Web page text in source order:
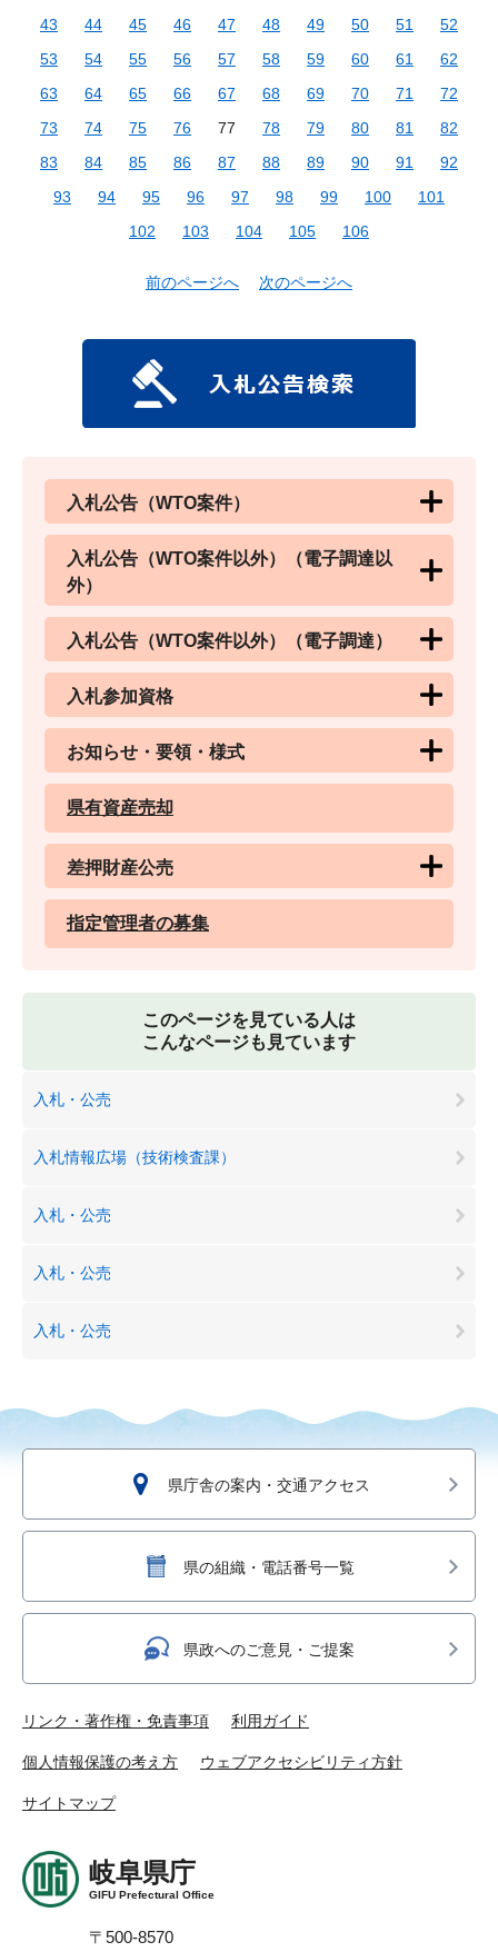
43
44 45 46 47 48 49 50 51
52
53
54 55 56 57 58 59 60 61
62
63
64 65 66 67 68 69 70 71
72
73
74 75 76 77 78 79 80 81
82
83
84 85 86 87 88 89 90 91
92
93
94 95 96 97 98 99 100
101
102
103 104 105 106
前のページへ 次のページへ
入札公告（WTO案件）
入札公告（WTO案件以外）（電子調達以
外）
入札公告（WTO案件以外）（電子調達）
入札参加資格
お知らせ・要領・様式
県有資産売却
差押財産公売
指定管理者の募集
このページを見ている人は
こんなページも見ています
入札・公売
入札情報広場（技術検査課）
入札・公売
入札・公売
入札・公売
県庁舎の案内・交通アクセス
県の組織・電話番号一覧
県政へのご意見・ご提案
リンク・著作権・免責事項 利用ガイド
個人情報保護の考え方 ウェブアクセシビリティ方針
サイトマップ
岐阜県庁
GIFU Prefectural Office
〒500-8570